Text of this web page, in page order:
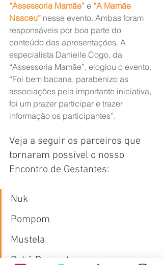
“Assessoria Mamãe” e “A Mamãe
Nasceu” nesse evento. Ambas foram
responsáveis por boa parte do
conteúdo das apresentações. A
especialista Danielle Cogo, da
“Assessoria Mamãe”, elogiou o evento.
“Foi bem bacana, parabenizo as
associações pela importante iniciativa,
foi um prazer participar e trazer
informação os participantes”.
Veja a seguir os parceiros que
tornaram possível o nosso
Encontro de Gestantes:
Nuk
Pompom
Mustela
Bebê Presente